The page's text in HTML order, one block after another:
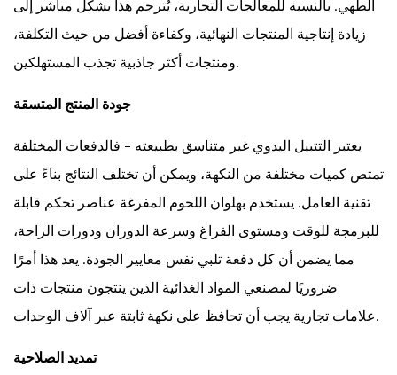
لا
تفرط
ملء
الطبل
مطابقة
شدة
الهبوط
مع
نوع
اللحوم
7.4
استخدم
التعثر
الطهي. بالنسبة للمعالجات التجارية، يُترجم هذا بشكل مباشر إلى
زيادة إنتاجية المنتجات النهائية، وكفاءة أفضل من حيث التكلفة،
ومنتجات أكثر جاذبية تجذب المستهلكين.
جودة المنتج المتسقة
يعتبر التتبيل اليدوي غير متناسق بطبيعته - فالدفعات المختلفة
تمتص كميات مختلفة من النكهة، ويمكن أن تختلف النتائج بناءً على
تقنية العامل. يستخدم بهلوان اللحوم المفرغة عناصر تحكم قابلة
للبرمجة للوقت ومستوى الفراغ وسرعة الدوران ودورات الراحة،
مما يضمن أن كل دفعة تلبي نفس معايير الجودة. يعد هذا أمرًا
ضروريًا لمصنعي المواد الغذائية الذين ينتجون منتجات ذات
علامات تجارية يجب أن تحافظ على نكهة ثابتة عبر آلاف الوحدات.
تمديد الصلاحية